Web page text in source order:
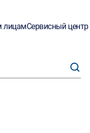
лицамСервисный центр